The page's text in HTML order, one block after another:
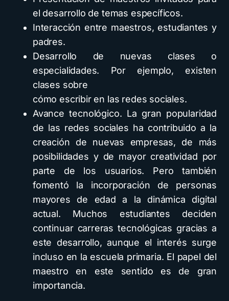
el desarrollo de temas específicos.
Interacción entre maestros, estudiantes y
padres.
Desarrollo de nuevas clases o
especialidades. Por ejemplo, existen
clases sobre
cómo escribir en las redes sociales.
Avance tecnológico. La gran popularidad
de las redes sociales ha contribuido a la
creación de nuevas empresas, de más
posibilidades y de mayor creatividad por
parte de los usuarios. Pero también
fomentó la incorporación de personas
mayores de edad a la dinámica digital
actual. Muchos estudiantes deciden
continuar carreras tecnológicas gracias a
este desarrollo, aunque el interés surge
incluso en la escuela primaria. El papel del
maestro en este sentido es de gran
importancia.